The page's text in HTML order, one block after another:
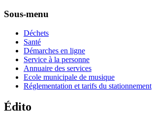
Sous-menu
Déchets
Santé
Démarches en ligne
Service à la personne
Annuaire des services
Ecole municipale de musique
Réglementation et tarifs du stationnement
Édito